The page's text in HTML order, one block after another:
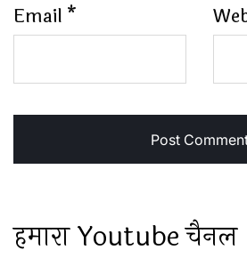
Email *
हमारा Youtube चैनल